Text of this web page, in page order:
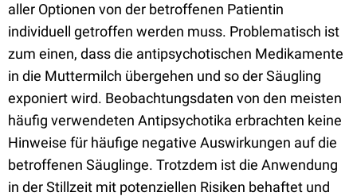
aller Optionen von der betroffenen Patientin
individuell getroffen werden muss. Problematisch ist
zum einen, dass die antipsychotischen Medikamente
in die Muttermilch übergehen und so der Säugling
exponiert wird. Beobachtungsdaten von den meisten
häufig verwendeten Antipsychotika erbrachten keine
Hinweise für häufige negative Auswirkungen auf die
betroffenen Säuglinge. Trotzdem ist die Anwendung
in der Stillzeit mit potenziellen Risiken behaftet und